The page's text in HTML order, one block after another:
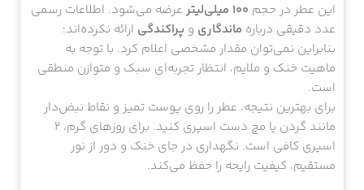
این عطر در حجم 100 میلی‌لیتر
عرضه می‌شود. اطلاعات رسمی
عدد دقیقی درباره ماندگاری و پراکندگی ارائه نکرده‌اند؛
بنابراین نمی‌توان مقدار مشخصی اعلام کرد. با توجه به
ماهیت خنک و ملایم، انتظار تجربه‌ای سبک و متوازن منطقی
است.
برای بهترین نتیجه، عطر را روی پوست تمیز و نقاط نبض‌دار
مانند گردن یا مچ دست اسپری کنید. برای روزهای گرم، ۲
اسپری کافی است. نگهداری در جای خنک و دور از نور
مستقیم، کیفیت رایحه را حفظ می‌کند.